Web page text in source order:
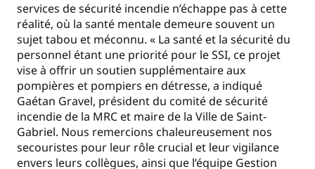
services de sécurité incendie n’échappe pas à cette
réalité, où la santé mentale demeure souvent un
sujet tabou et méconnu. « La santé et la sécurité du
personnel étant une priorité pour le SSI, ce projet
vise à offrir un soutien supplémentaire aux
pompières et pompiers en détresse, a indiqué
Gaétan Gravel, président du comité de sécurité
incendie de la MRC et maire de la Ville de Saint-
Gabriel. Nous remercions chaleureusement nos
secouristes pour leur rôle crucial et leur vigilance
envers leurs collègues, ainsi que l’équipe Gestion